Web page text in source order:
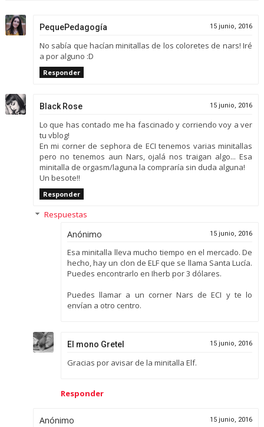
PequePedagogía 15 junio, 2016
No sabía que hacían minitallas de los coloretes de nars! Iré
a por alguno :D
Responder
Black Rose 15 junio, 2016
Lo que has contado me ha fascinado y corriendo voy a ver
tu vblog!
En mi corner de sephora de ECI tenemos varias minitallas
pero no tenemos aun Nars, ojalá nos traigan algo... Esa
minitalla de orgasm/laguna la compraría sin duda alguna!
Un besote!!
Responder
Respuestas
Anónimo 15 junio, 2016
Esa minitalla lleva mucho tiempo en el mercado. De
hecho, hay un clon de ELF que se llama Santa Lucía.
Puedes encontrarlo en Iherb por 3 dólares.
Puedes llamar a un corner Nars de ECI y te lo
envían a otro centro.
El mono Gretel 15 junio, 2016
Gracias por avisar de la minitalla Elf.
Responder
Anónimo 15 junio, 2016